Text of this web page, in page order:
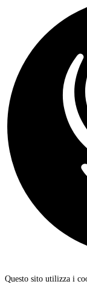
Questo sito utilizza i